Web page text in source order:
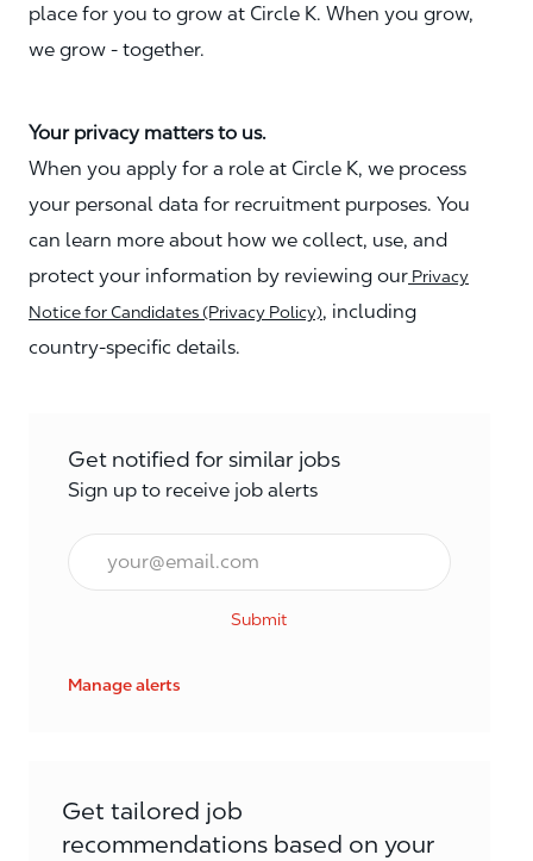
place for you to grow at Circle K. When you grow,
we grow - together.
Your privacy matters to us.
When you apply for a role at Circle K, we process
your personal data for recruitment purposes. You
can learn more about how we collect, use, and
protect your information by reviewing our Privacy
Notice for Candidates (Privacy Policy), including
country-specific details.
Get notified for similar jobs
Sign up to receive job alerts
Enter Email address (Required)
Submit
Manage alerts
Get tailored job
recommendations based on your